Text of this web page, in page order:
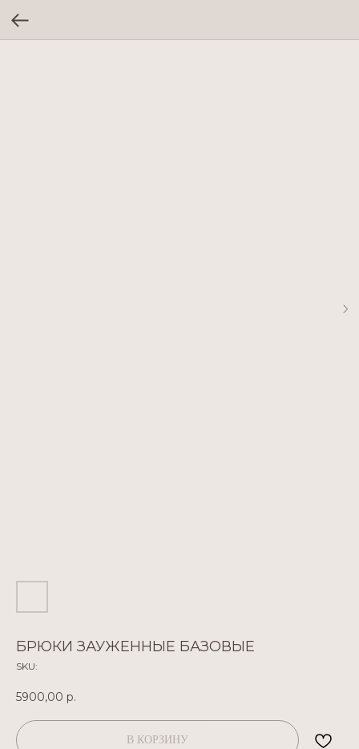
БРЮКИ ЗАУЖЕННЫЕ БАЗОВЫЕ
SKU:
5900,00 р.
В КОРЗИНУ